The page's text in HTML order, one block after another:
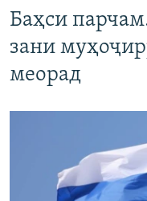
Баҳси
зани
меорад